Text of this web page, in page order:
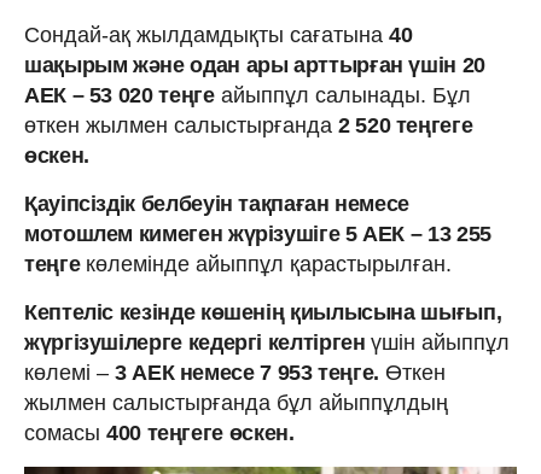
Сондай-ақ жылдамдықты сағатына 40
шақырым және одан ары арттырған үшін 20
АЕК – 53 020 теңгеайыппұл салынады. Бұл
өткен жылмен салыстырғанда 2 520 теңгеге
өскен.
Қауіпсіздік белбеуін тақпаған немесе
мотошлем кимеген жүрізушіге 5 АЕК – 13 255
теңге көлемінде айыппұл қарастырылған.
Кептеліс кезінде көшенің қиылысына шығып,
жүргізушілерге кедергі келтірген үшін айыппұл
көлемі – 3 АЕК немесе 7 953 теңге. Өткен
жылмен салыстырғанда бұл айыппұлдың
сомасы 400 теңгеге өскен.